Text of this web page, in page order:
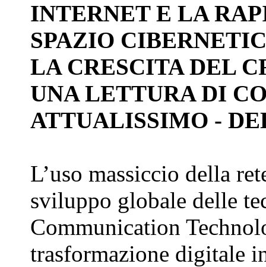
INTERNET E LA
SPAZIO
LA CRESCITA DEL
UNA LETTURA DI
ATTUALISSIMO -
L’uso massiccio della
sviluppo globale delle
Communication
trasformazione digitale